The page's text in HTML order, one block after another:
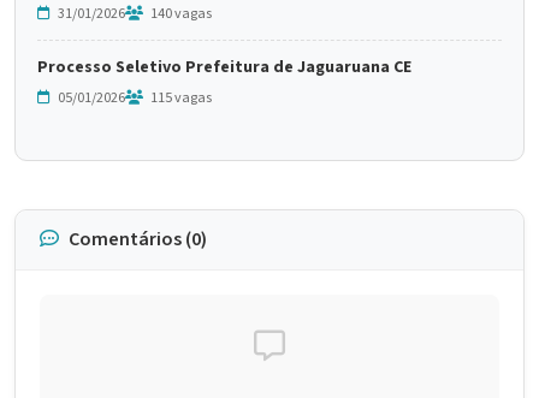
31/01/2026 140 vagas
Processo Seletivo Prefeitura de Jaguaruana CE
05/01/2026 115 vagas
Comentários (0)